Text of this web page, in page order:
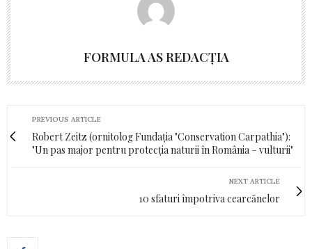
FORMULA AS REDACȚIA
PREVIOUS ARTICLE
Robert Zeitz (ornitolog Fundația "Conservation Carpathia"):
"Un pas major pentru protecția naturii în România – vulturii"
NEXT ARTICLE
10 sfaturi împotriva cearcănelor